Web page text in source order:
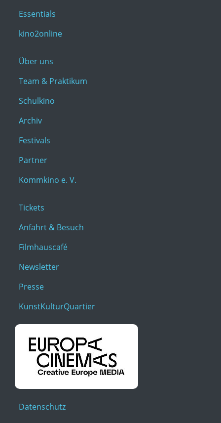
Essentials
kino2online
Über uns
Team & Praktikum
Schulkino
Archiv
Festivals
Partner
Kommkino e. V.
Tickets
Anfahrt & Besuch
Filmhauscafé
Newsletter
Presse
KunstKulturQuartier
Datenschutz